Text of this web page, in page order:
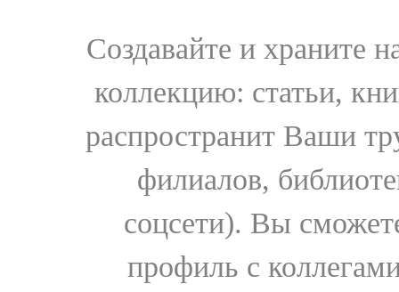
Создавайте и храните
коллекцию: статьи,
распространит Ваши
филиалов,
соцсети). Вы
профиль с